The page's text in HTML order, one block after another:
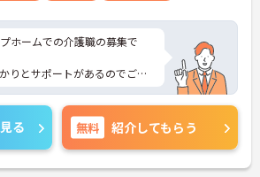
ホームでの介護職の募集で
りとサポートがあるのでご安
少なめなので、プライベート
す☆
面接対策ポイントなど、さら
ますのでお気軽にご相談くだ
る 無料 紹介してもらう